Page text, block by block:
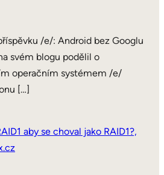
/e/: Android bez Googlu
svém blogu podělil o
operačním systémem /e/
[…]
aby se choval jako RAID1?,